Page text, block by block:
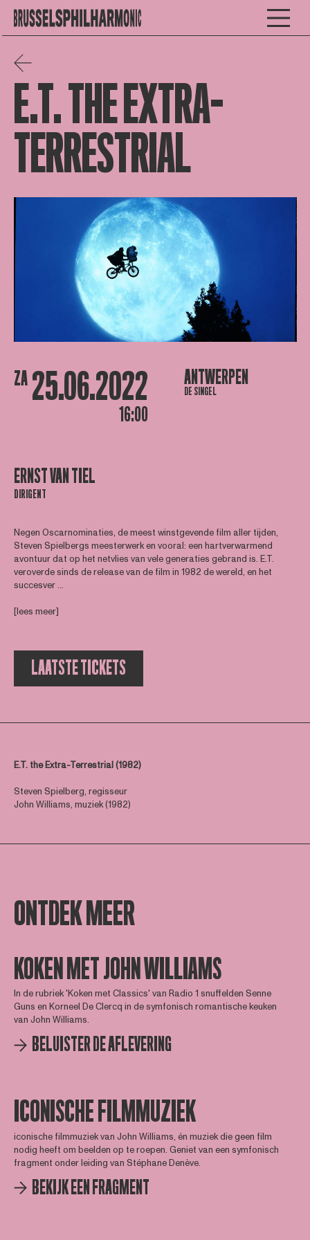
E.T. THE EXTRA-
TERRESTRIAL
ZA 25.06.2022
16:00
ANTWERPEN
DE SINGEL
ERNST VAN TIEL
DIRIGENT
Negen Oscarnominaties, de meest winstgevende film aller tijden,
Steven Spielbergs meesterwerk en vooral: een hartverwarmend
avontuur dat op het netvlies van vele generaties gebrand is. E.T.
veroverde sinds de release van de film in 1982 de wereld, en het
succesver ...
[lees meer]
LAATSTE TICKETS
E.T. the Extra-Terrestrial (1982)
Steven Spielberg, regisseur
John Williams, muziek (1982)
ONTDEK MEER
KOKEN MET JOHN WILLIAMS
In de rubriek 'Koken met Classics' van Radio 1 snuffelden Senne
Guns en Korneel De Clercq in de symfonisch romantische keuken
van John Williams.
BELUISTER DE AFLEVERING
ICONISCHE FILMMUZIEK
iconische filmmuziek van John Williams, én muziek die geen film
nodig heeft om beelden op te roepen. Geniet van een symfonisch
fragment onder leiding van Stéphane Denève.
BEKIJK EEN FRAGMENT